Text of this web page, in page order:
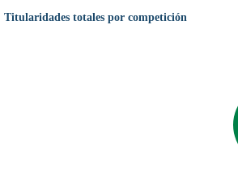
Titularidades totales por competición